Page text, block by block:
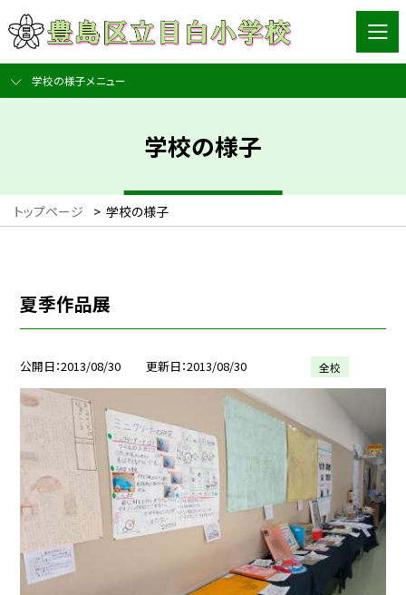
学校の様子メニュー
学校の様子
トップページ > 学校の様子
夏季作品展
公開日 2013/08/30 更新日 2013/08/30 全校